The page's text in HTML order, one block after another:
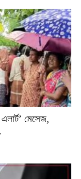
মেসেজ,